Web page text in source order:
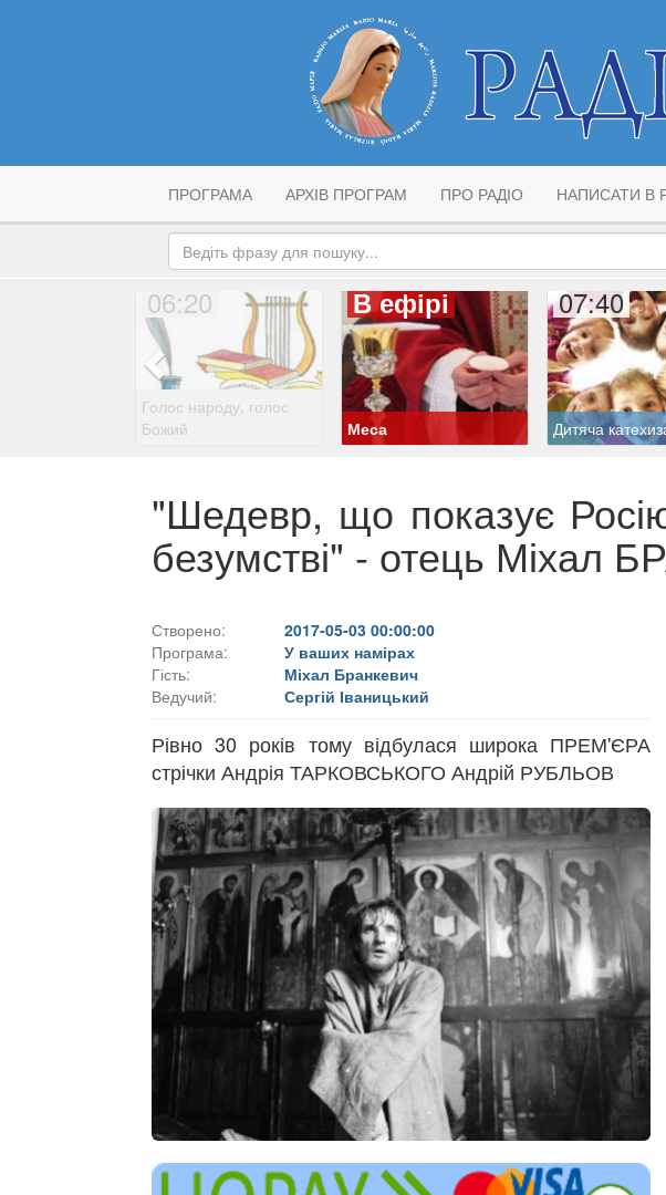
ПРОГРАМА АРХІВ ПРОГРАМ ПРО РАДІО НАПИСАТИ В
06:20
Голос народу, голос
Божий
В ефірі
Меса
07:40
Дитяча
"Шедевр, що показує
безумстві" - отець Міхал
Створено:
2017-05-03 00:00:00
Програма:
У ваших намірах
Гість:
Міхал Бранкевич
Ведучий:
Сергій Іваницький
Рівно 30 років тому відбулася широка ПРЕМ'ЄРА
стрічки Андрія ТАРКОВСЬКОГО Андрій РУБЛЬОВ